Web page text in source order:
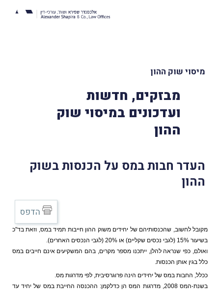
מיסוי שוק ההון
מבזקים, חדשות
ועדכונים במיסוי שוק
ההון
העדר חבות במס על הכנסות בשוק
ההון
מקובל לחשוב, שהכנסותיהם של יחידים משוק ההון חייבות תמיד במס, וזאת בד"כ
בשיעור 15% (לגבי נכסים שקליים) או 20% (לגבי הנכסים האחרים).
ואולם, כפי שנראה להלן, ייתכנו מספר מקרים, בהם המשקיעים אינם חייבים במס
כלל בגין אותן הכנסות.
ככלל, החבות במס של יחידים הינה פרוגרסיבית, לפי מדרגות מס.
בשנת-המס 2008, מדרגות המס הן כדלקמן: ההכנסה החייבת במס של יחיד עד